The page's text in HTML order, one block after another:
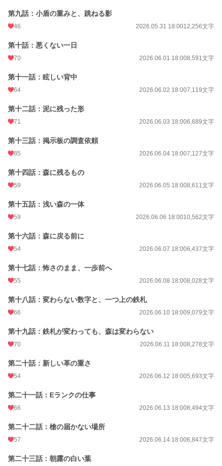
第九話：小盾の重みと、跳ねる影
46 2026.05.31 18:0012,256文字
第十話：悪くない一日
70 2026.06.01 18:008,591文字
第十一話：眩しい背中
64 2026.06.02 18:007,119文字
第十二話：泥に残った形
71 2026.06.03 18:006,689文字
第十三話：掲示板の調査依頼
85 2026.06.04 18:007,127文字
第十四話：森に残るもの
59 2026.06.05 18:008,611文字
第十五話：浅い森の一体
59 2026.06.06 18:0010,562文字
第十六話：森に戻る前に
54 2026.06.07 18:006,437文字
第十七話：怖さのまま、一歩前へ
55 2026.06.08 18:008,028文字
第十八話：変わらない数字と、一つ上の鉄札
66 2026.06.10 18:009,079文字
第十九話：鉄札が変わっても、森は変わらない
70 2026.06.11 18:008,278文字
第二十話：新しい革の重さ
54 2026.06.12 18:005,693文字
第二十一話：Eランクの仕事
66 2026.06.13 18:008,494文字
第二十二話：槍の届かない場所
57 2026.06.14 18:006,847文字
第二十三話：朝露の白い葉